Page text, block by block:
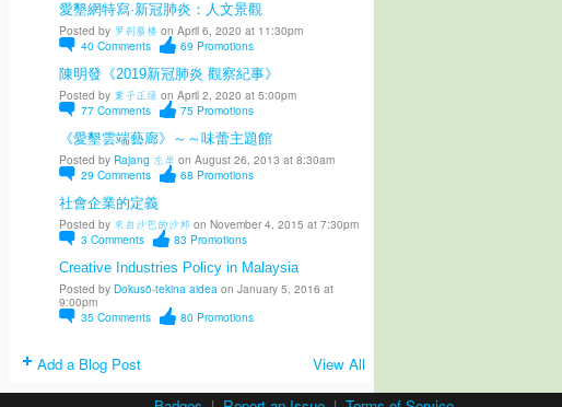
愛墾網特寫·新冠肺炎：人文景觀
Posted by 罗刹蜃楼 on April 6, 2020 at 11:30pm
40 Comments 69 Promotions
陳明發《2019新冠肺炎 觀察紀事》
Posted by 葉子正绿 on April 2, 2020 at 5:00pm
77 Comments 75 Promotions
《愛墾雲端藝廊》～～味蕾主題館
Posted by Rajang 左岸 on August 26, 2013 at 8:30am
29 Comments 68 Promotions
社會企業的定義
Posted by 來自沙巴的沙邦 on November 4, 2015 at 7:30pm
3 Comments 83 Promotions
Creative Industries Policy in Malaysia
Posted by Dokusō-tekina aideaon January 5, 2016 at
9:00pm
35 Comments 80 Promotions
Add a Blog Post View All